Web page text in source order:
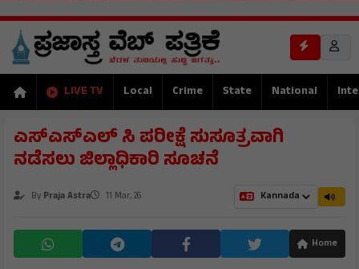
LIVE TV Local Crime State National
ಎಸ್ಎಸ್ಎಲ್ ಸಿ ಪರೀಕ್ಷೆ ಸುಸೂತ್ರವಾಗಿ
ನಡೆಸಲು ಜಿಲ್ಲಾಧಿಕಾರಿ ಸೂಚನೆ
ByPraja Astra 11 Mar, 26